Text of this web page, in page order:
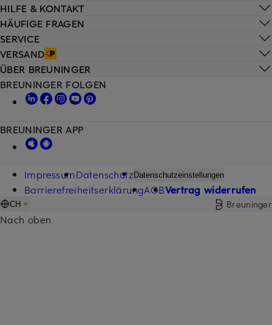
HILFE & KONTAKT
HÄUFIGE FRAGEN
SERVICE
VERSAND
ÜBER BREUNINGER
BREUNINGER FOLGEN
BREUNINGER APP
ImpressumDatenschutzDatenschutzeinstellungen
BarrierefreiheitserklärungAGBVertrag widerrufen
CH Breuninger
Nach oben